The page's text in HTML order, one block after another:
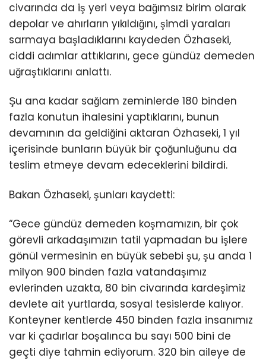
civarında da iş yeri veya bağımsız birim olarak
depolar ve ahırların yıkıldığını, şimdi yaraları
sarmaya başladıklarını kaydeden Özhaseki,
ciddi adımlar attıklarını, gece gündüz demeden
uğraştıklarını anlattı.
Şu ana kadar sağlam zeminlerde 180 binden
fazla konutun ihalesini yaptıklarını, bunun
devamının da geldiğini aktaran Özhaseki, 1 yıl
içerisinde bunların büyük bir çoğunluğunu da
teslim etmeye devam edeceklerini bildirdi.
Bakan Özhaseki, şunları kaydetti:
“Gece gündüz demeden koşmamızın, bir çok
görevli arkadaşımızın tatil yapmadan bu işlere
gönül vermesinin en büyük sebebi şu, şu anda 1
milyon 900 binden fazla vatandaşımız
evlerinden uzakta, 80 bin civarında kardeşimiz
devlete ait yurtlarda, sosyal tesislerde kalıyor.
Konteyner kentlerde 450 binden fazla insanımız
var ki çadırlar boşalınca bu sayı 500 bini de
geçti diye tahmin ediyorum. 320 bin aileye de